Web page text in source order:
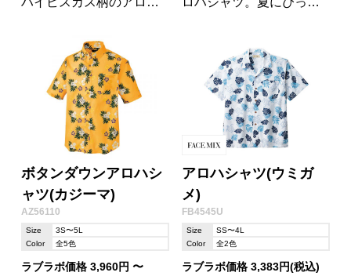
ォームや団体旅行での目
印にも◎。
ボタンダウンアロハシ
ャツ(カジーマ)
AZ56110
Size
3S〜5L
Color
全5色
ラブラボ価格 3,960円 〜
アロハシャツ(ウミガ
メ)
FB4545U
Size
SS〜4L
Color
全2色
ラブラボ価格 3,383円(税込)